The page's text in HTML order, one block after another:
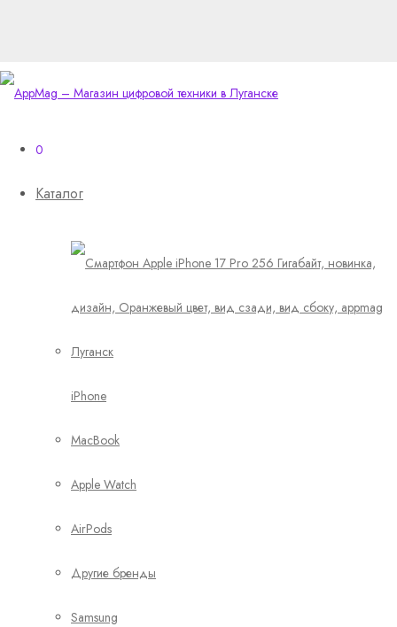
0
Каталог
iPhone
MacBook
Apple Watch
AirPods
Другие бренды
Samsung